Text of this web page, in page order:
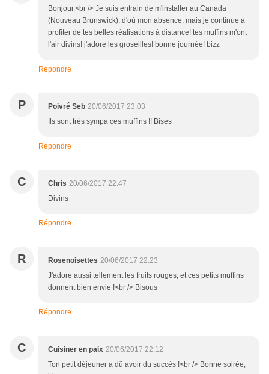
Bonjour,<br /> Je suis entrain de m'installer au Canada
(Nouveau Brunswick), d'où mon absence, mais je continue à
profiter de tes belles réalisations à distance! tes muffins m'ont
l'air divins! j'adore les groseilles! bonne journée! bizz
Répondre
P Poivré Seb 20/06/2017 23:03
Ils sont très sympa ces muffins !! Bises
Répondre
C Chris 20/06/2017 22:47
Divins
Répondre
R Rosenoisettes 20/06/2017 22:23
J'adore aussi tellement les fruits rouges, et ces petits muffins
donnent bien envie !<br /> Bisous
Répondre
C Cuisiner en paix 20/06/2017 22:12
Ton petit déjeuner a dû avoir du succès !<br /> Bonne soirée,